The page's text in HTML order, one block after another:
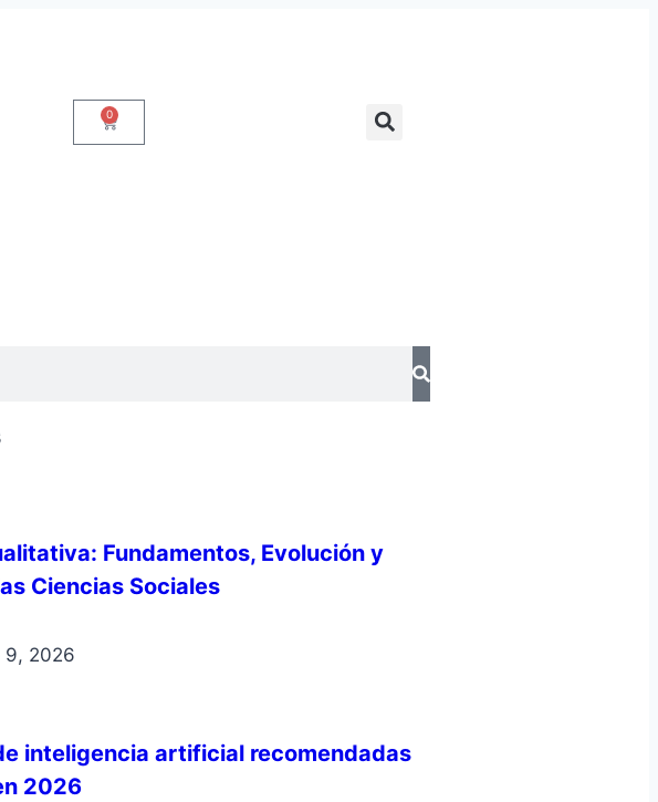
0
Fundamentos, Evolución y
Ciencias Sociales
9, 2026
inteligencia artificial recomendadas
2026